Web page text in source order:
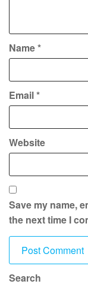
Name*
Email*
Website
Save my name,
the next time I
Search